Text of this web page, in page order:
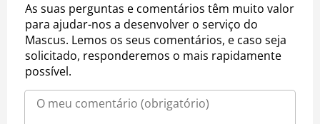
As suas perguntas e comentários têm muito valor
para ajudar-nos a desenvolver o serviço do
Mascus. Lemos os seus comentários, e caso seja
solicitado, responderemos o mais rapidamente
possível.